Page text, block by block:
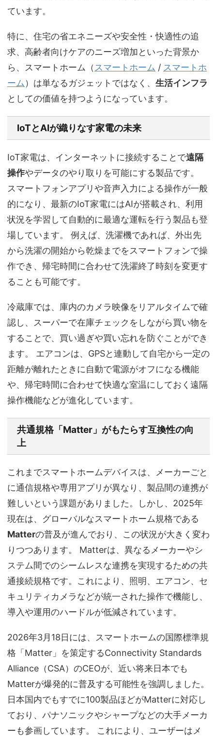
ています。
特に、住宅の省エネニーズや安全性・快適性の追
求、高齢者向けケアのニーズ増加といった背景か
ら、 スマートホーム（スマートホーム / スマートホ
ーム） は単なるガジェットではなく、 生活インフラ
としての価値を持つようになっています。
IoTとAIが織りなす家電の未来
IoT家電は、インターネットに接続することで遠隔
操作やデータのやり取りを可能にする製品です。
スマートフォンアプリや音声入力による操作が一般
的になり、最新のIoT家電にはAIが搭載され、利用
状況を学習して自動的に最適な運転を行う製品も登
場しています。 例えば、洗濯機であれば、外出先
から洗濯の開始から乾燥までをスマートフォンで操
作でき、帰宅時間に合わせて洗濯終了時刻を変更す
ることも可能です。
冷蔵庫では、庫内のカメラ映像をリアルタイムで確
認し、スーパーで在庫チェックをしながら買い物を
することで、買い過ぎや買い忘れを防ぐことができ
ます。 エアコンは、GPSと連動して自宅から一定の
距離が離れたときに自動で電源がオフになる機能
や、帰宅時間に合わせて快適な室温にしておく遠隔
操作機能などが進化しています。
共通規格「Matter」がもたらす互換性の向
上
これまでスマートホームデバイスは、メーカーごと
に通信規格や専用アプリが異なり、製品間の連携が
難しいという課題がありました。しかし、2025年
現在は、グローバルなスマートホーム規格である
Matterの普及が進んでおり、この状況が大きく変わ
りつつあります。 Matterは、異なるメーカーやシ
ステム間でのシームレスな連携を実現するための共
通接続規格です。これにより、照明、エアコン、セ
キュリティカメラなどが統一された操作で機能し、
導入や運用のハードルが低減されています。
2026年3月18日には、スマートホームの国際標準規
格「Matter」を策定するConnectivity Standards
Alliance（CSA）のCEOが、近い将来日本でも
Matterが爆発的に普及する可能性を強調しました。
日本国内でもすでに100製品ほどがMatterに対応し
ており、パナソニックやシャープなどの大手メーカ
ーも参画しています。 これにより、ユーザーはメ